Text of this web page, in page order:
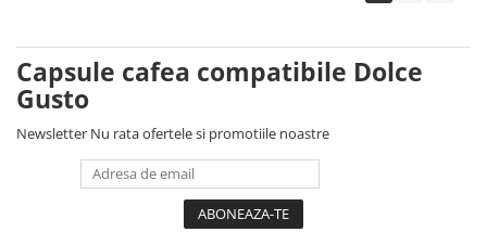
Capsule cafea compatibile Dolce
Gusto
Newsletter Nu rata ofertele si promotiile noastre